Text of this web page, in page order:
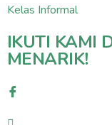
Kelas Informal
IKUTI KAMI
MENARIK!